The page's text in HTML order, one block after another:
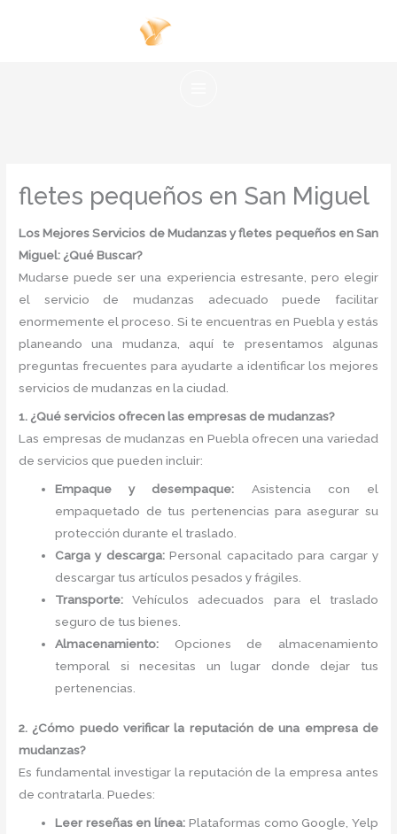
fletes pequeños en San Miguel
Los Mejores Servicios de Mudanzas y fletes pequeños en San
Miguel: ¿Qué Buscar?
Mudarse puede ser una experiencia estresante, pero elegir
el servicio de mudanzas adecuado puede facilitar
enormemente el proceso. Si te encuentras en Puebla y estás
planeando una mudanza, aquí te presentamos algunas
preguntas frecuentes para ayudarte a identificar los mejores
servicios de mudanzas en la ciudad.
1. ¿Qué servicios ofrecen las empresas de mudanzas?
Las empresas de mudanzas en Puebla ofrecen una variedad
de servicios que pueden incluir:
Empaque y desempaque: Asistencia con el
empaquetado de tus pertenencias para asegurar su
protección durante el traslado.
Carga y descarga:Personal capacitado para cargar y
descargar tus artículos pesados y frágiles.
Transporte: Vehículos adecuados para el traslado
seguro de tus bienes.
Almacenamiento: Opciones de almacenamiento
temporal si necesitas un lugar donde dejar tus
pertenencias.
2. ¿Cómo puedo verificar la reputación de una empresa de
mudanzas?
Es fundamental investigar la reputación de la empresa antes
de contratarla. Puedes:
Leer reseñas en línea: Plataformas como Google, Yelp